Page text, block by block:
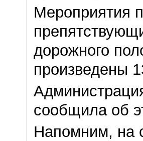
Мероприятия
дорожного
произведены
сообщила об
Напомним, на